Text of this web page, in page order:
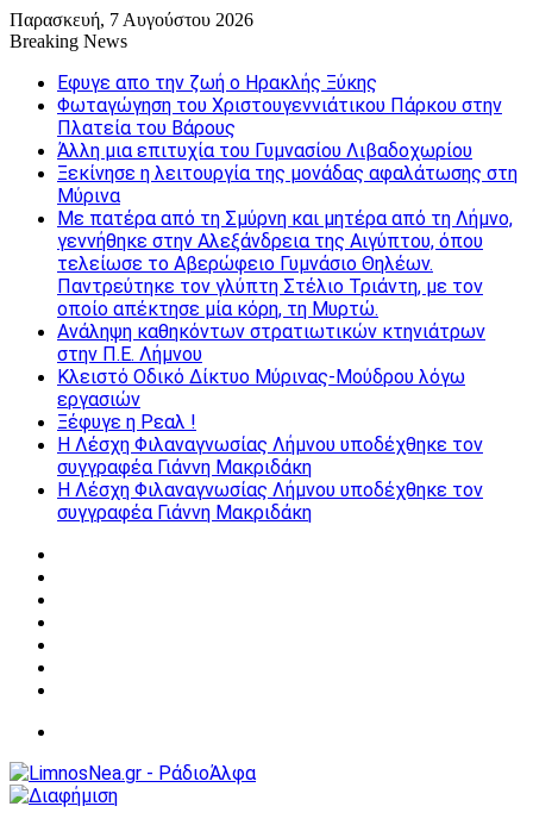
Παρασκευή, 7 Αυγούστου 2026
Breaking News
Εφυγε απο την ζωή o Ηρακλής Ξύκης
Φωταγώγηση του Χριστουγεννιάτικου Πάρκου στην
Πλατεία του Βάρους
Άλλη μια επιτυχία του Γυμνασίου Λιβαδοχωρίου
Ξεκίνησε η λειτουργία της μονάδας αφαλάτωσης στη
Μύρινα
Με πατέρα από τη Σμύρνη και μητέρα από τη Λήμνο,
γεννήθηκε στην Αλεξάνδρεια της Αιγύπτου, όπου
τελείωσε το Αβερώφειο Γυμνάσιο Θηλέων.
Παντρεύτηκε τον γλύπτη Στέλιο Τριάντη, με τον
οποίο απέκτησε μία κόρη, τη Μυρτώ.
Ανάληψη καθηκόντων στρατιωτικών κτηνιάτρων
στην Π.Ε. Λήμνου
Κλειστό Οδικό Δίκτυο Μύρινας-Μούδρου λόγω
εργασιών
Ξέφυγε η Ρεαλ !
Η Λέσχη Φιλαναγνωσίας Λήμνου υποδέχθηκε τον
συγγραφέα Γιάννη Μακριδάκη
Η Λέσχη Φιλαναγνωσίας Λήμνου υποδέχθηκε τον
συγγραφέα Γιάννη Μακριδάκη